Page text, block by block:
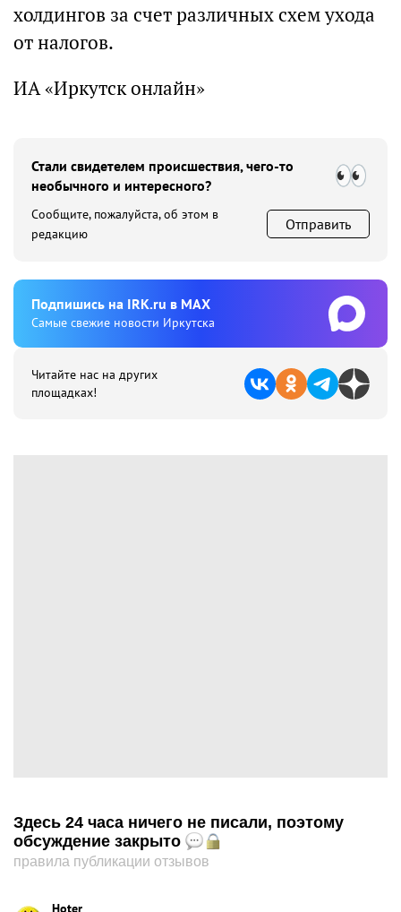
холдингов за счет различных схем ухода
от налогов.
ИА «Иркутск онлайн»
Стали свидетелем происшествия, чего-то
необычного и интересного?
Сообщите, пожалуйста, об этом в
редакцию
Отправить
Подпишиcь на IRK.ru в MAX
Cамые свежие новости Иркутска
Читайте нас на других
площадках!
Здесь 24 часа ничего не писали, поэтому
обсуждение закрыто
правила публикации отзывов
Hoter